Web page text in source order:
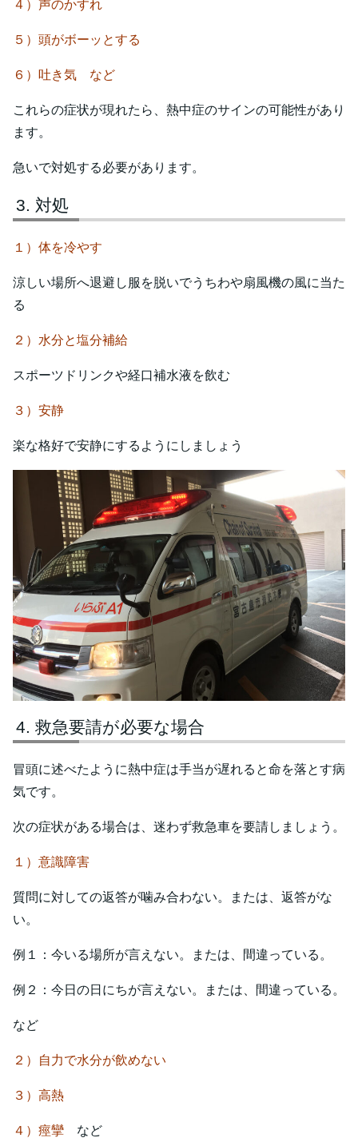
４）声のかすれ
５）頭がボーッとする
６）吐き気 など
これらの症状が現れたら、熱中症のサインの可能性があり
ます。
急いで対処する必要があります。
対処
１）体を冷やす
涼しい場所へ退避し服を脱いでうちわや扇風機の風に当た
る
２）水分と塩分補給
スポーツドリンクや経口補水液を飲む
３）安静
楽な格好で安静にするようにしましょう
救急要請が必要な場合
冒頭に述べたように熱中症は手当が遅れると命を落とす病
気です。
次の症状がある場合は、迷わず救急車を要請しましょう。
１）意識障害
質問に対しての返答が噛み合わない。または、返答がな
い。
例１：今いる場所が言えない。または、間違っている。
例２：今日の日にちが言えない。または、間違っている。
など
２）自力で水分が飲めない
３）高熱
４）痙攣 など